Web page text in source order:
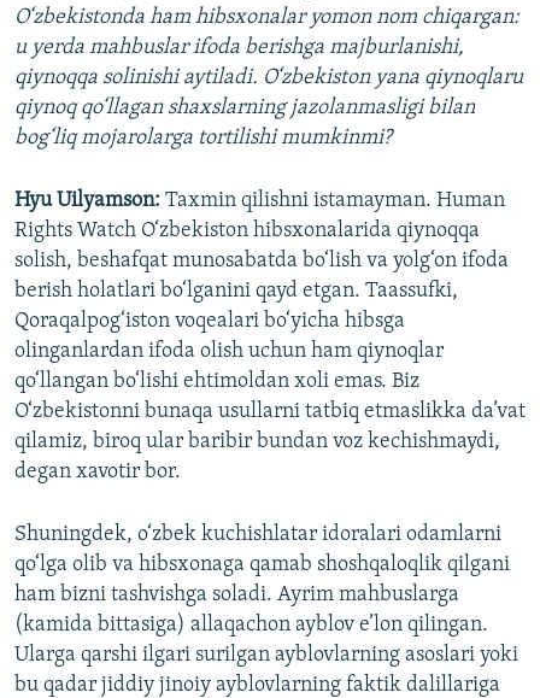
O‘zbekistonda ham hibsxonalar yomon nom chiqargan:
u yerda mahbuslar ifoda berishga majburlanishi,
qiynoqqa solinishi aytiladi. O‘zbekiston yana qiynoqlaru
qiynoq qo‘llagan shaxslarning jazolanmasligi bilan
bog‘liq mojarolarga tortilishi mumkinmi?
Hyu Uilyamson: Taxmin qilishni istamayman. Human
Rights Watch O‘zbekiston hibsxonalarida qiynoqqa
solish, beshafqat munosabatda bo‘lish va yolg‘on ifoda
berish holatlari bo‘lganini qayd etgan. Taassufki,
Qoraqalpog‘iston voqealari bo‘yicha hibsga
olinganlardan ifoda olish uchun ham qiynoqlar
qo‘llangan bo‘lishi ehtimoldan xoli emas. Biz
O‘zbekistonni bunaqa usullarni tatbiq etmaslikka da’vat
qilamiz, biroq ular baribir bundan voz kechishmaydi,
degan xavotir bor.
Shuningdek, o‘zbek kuchishlatar idoralari odamlarni
qo‘lga olib va hibsxonaga qamab shoshqaloqlik qilgani
ham bizni tashvishga soladi. Ayrim mahbuslarga
(kamida bittasiga) allaqachon ayblov e’lon qilingan.
Ularga qarshi ilgari surilgan ayblovlarning asoslari yoki
bu qadar jiddiy jinoiy ayblovlarning faktik dalillariga